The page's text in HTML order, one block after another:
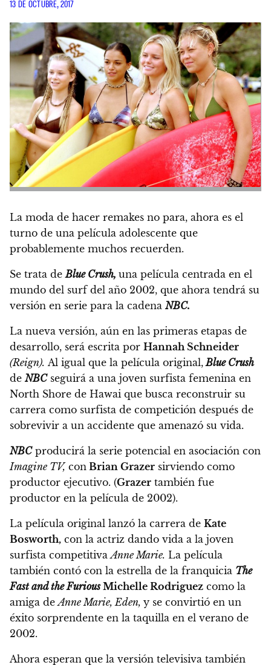
13 DE OCTUBRE, 2017
La moda de hacer remakes no para, ahora es el
turno de una película adolescente que
probablemente muchos recuerden.
Se trata deBlue Crush, una película centrada en el
mundo del surf del año 2002, que ahora tendrá su
versión en serie para la cadena NBC.
La nueva versión, aún en las primeras etapas de
desarrollo, será escrita por Hannah Schneider
(Reign). Al igual que la película original, Blue Crush
de NBCseguirá a una joven surfista femenina en
North Shore de Hawai que busca reconstruir su
carrera como surfista de competición después de
sobrevivir a un accidente que amenazó su vida.
NBCproducirá la serie potencial en asociación con
Imagine TV,con Brian Grazer sirviendo como
productor ejecutivo. (Grazer también fue
productor en la película de 2002).
La película original lanzó la carrera de Kate
Bosworth, con la actriz dando vida a la joven
surfista competitivaAnne Marie. La película
también contó con la estrella de la franquicia The
Fast and the FuriousMichelle Rodriguez como la
amiga deAnne Marie, Eden, y se convirtió en un
éxito sorprendente en la taquilla en el verano de
2002.
Ahora esperan que la versión televisiva también